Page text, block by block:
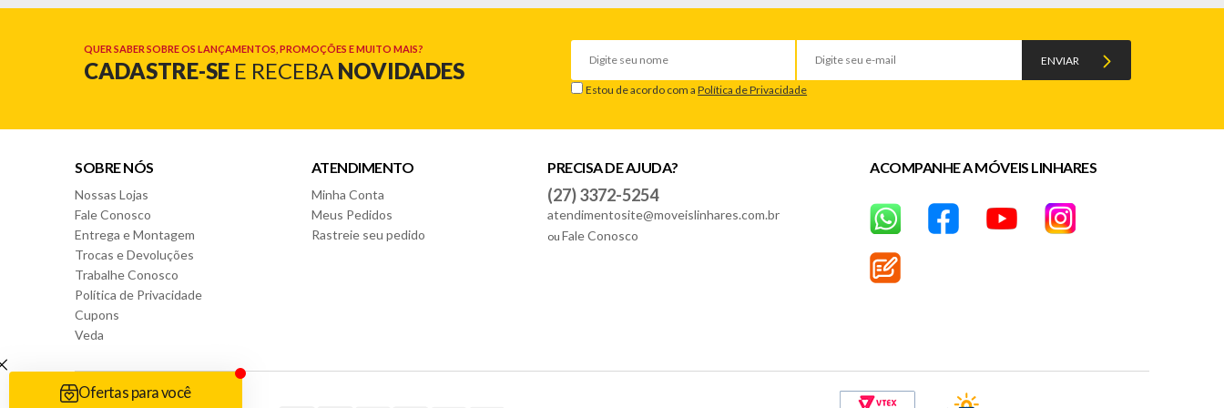
QUER SABER SOBRE OS LANÇAMENTOS, PROMOÇÕES E MUITO MAIS?
CADASTRE-SE E RECEBA NOVIDADES ENVIAR
Estou de acordo com aPolítica de Privacidade
SOBRE NÓS
Nossas Lojas
Fale Conosco
Entrega e Montagem
Trocas e Devoluções
Trabalhe Conosco
Política de Privacidade
Cupons
Veda
ATENDIMENTO
Minha Conta
Meus Pedidos
Rastreie seu pedido
PRECISA DE AJUDA?
(27) 3372-5254
atendimentosite@moveislinhares.com.br
ou Fale Conosco
ACOMPANHE A MÓVEIS LINHARES